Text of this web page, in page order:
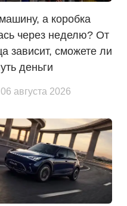
а коробка
через неделю? От
зависит, сможете ли
деньги
августа 2026